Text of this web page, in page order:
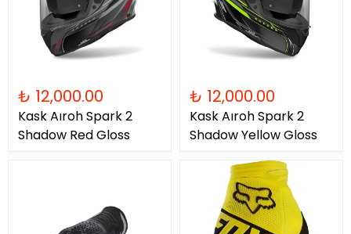
₺ 12,000.00
Kask Aıroh Spark 2
Shadow Red Gloss
₺ 12,000.00
Kask Aıroh Spark 2
Shadow Yellow Gloss